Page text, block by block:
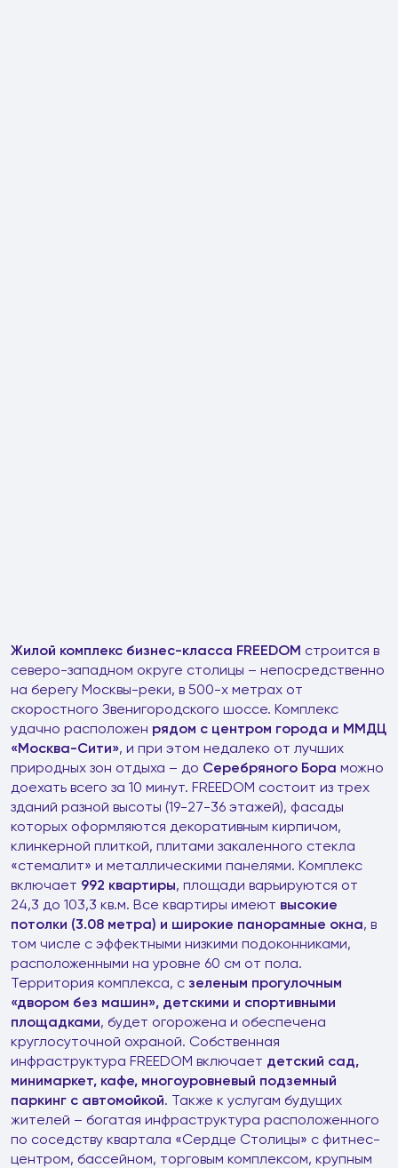
Жилой комплекс бизнес-класса FREEDOM строится в
северо-западном округе столицы – непосредственно
на берегу Москвы-реки, в 500-х метрах от
скоростного Звенигородского шоссе. Комплекс
удачно расположен рядом с центром города и ММДЦ
«Москва-Сити», и при этом недалеко от лучших
природных зон отдыха – до Серебряного Бора можно
доехать всего за 10 минут. FREEDOM состоит из трех
зданий разной высоты (19-27-36 этажей), фасады
которых оформляются декоративным кирпичом,
клинкерной плиткой, плитами закаленного стекла
«стемалит» и металлическими панелями. Комплекс
включает 992 квартиры, площади варьируются от
24,3 до 103,3 кв.м. Все квартиры имеют высокие
потолки (3.08 метра) и широкие панорамные окна, в
том числе с эффектными низкими подоконниками,
расположенными на уровне 60 см от пола.
Территория комплекса, с зеленым прогулочным
«двором без машин», детскими и спортивными
площадками, будет огорожена и обеспечена
круглосуточной охраной. Собственная
инфраструктура FREEDOM включает детский сад,
минимаркет, кафе, многоуровневый подземный
паркинг с автомойкой. Также к услугам будущих
жителей – богатая инфраструктура расположенного
по соседству квартала «Сердце Столицы» с фитнес-
центром, бассейном, торговым комплексом, крупным